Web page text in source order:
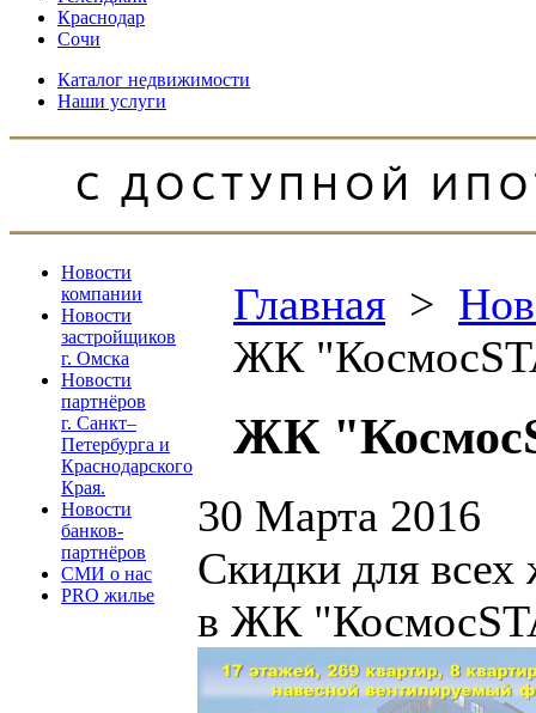
Краснодар
Сочи
Каталог недвижимости
Наши услуги
Новости
компании
Новости
застройщиков
г. Омска
Новости
партнёров
г. Санкт–
Петербурга и
Краснодарского
Края.
Новости
банков-
партнёров
СМИ о нас
PRO жилье
Главная >
ЖК
ЖК
30 Марта 2016
Скидки для
в ЖК